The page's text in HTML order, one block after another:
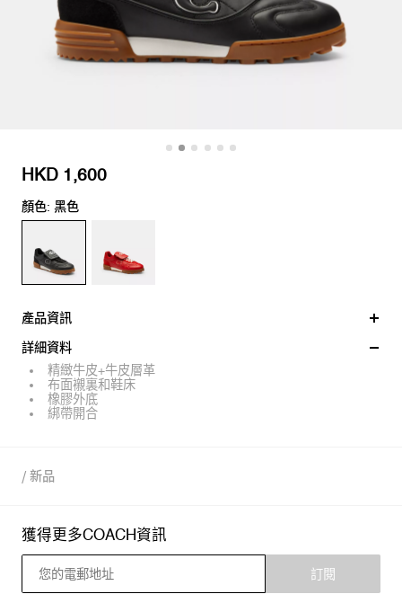
HKD 1,600
顏色: 黑色
產品資訊
詳細資料
精緻牛皮+牛皮層革
布面襯裏和鞋床
橡膠外底
綁帶開合
/ 新品
獲得更多COACH資訊
訂閱